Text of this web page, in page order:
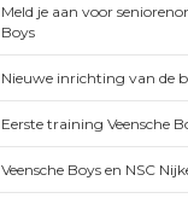
Meld je aan voor
Boys
Nieuwe inrichting van de
Eerste training Veensche
Veensche Boys en NSC